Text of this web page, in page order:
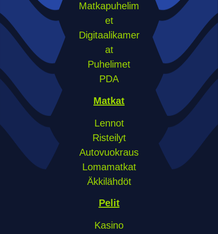
Matkapuhelim
et
Digitaalikamer
at
Puhelimet
PDA
Matkat
Lennot
Risteilyt
Autovuokraus
Lomamatkat
Äkkilähdöt
Pelit
Kasino